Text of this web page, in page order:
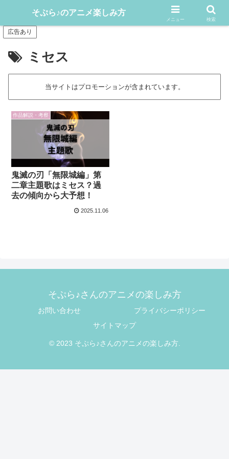
アニメや漫画をどんどん楽しむ情報発信サイト
広告あり
ミセス
当サイトはプロモーションが含まれています。
作品解説・考察
鬼滅の刃「無限城編」第
二章主題歌はミセス？過
去の傾向から大予想！
2025.11.06
そぷら♪さんのアニメの楽しみ方
お問い合わせ
プライバシーポリシー
サイトマップ
© 2023 そぷら♪さんのアニメの楽しみ方.
そぷら♪のアニメ楽しみ方
メニュー 検索